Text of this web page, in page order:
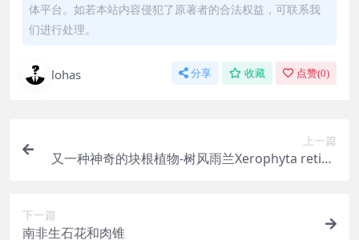
体平台。如若本站内容侵犯了原著者的合法权益，可联系我
们进行处理。
lohas 分享 收藏 点赞(0)
上一篇
又一种神奇的块根植物-树风雨兰Xerophyta retine
下一篇
南非生石花和肉锥